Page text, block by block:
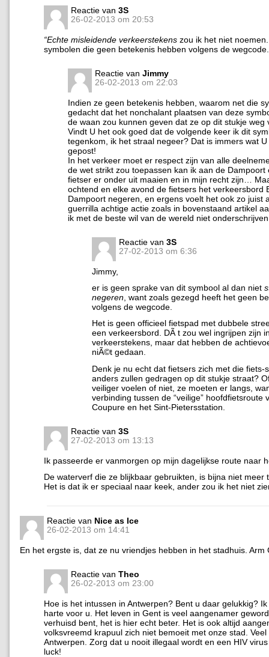
Reactie van 3S
26-02-2013 om 20:53
“Echte misleidende verkeerstekens zou ik het niet
symbolen die geen betekenis hebben volgens de wegcode.
Reactie van Jimmy
26-02-2013 om 22:03
Indien ze geen betekenis hebben, waarom net die
gedacht dat het nonchalant plaatsen van deze
de waan zou kunnen geven dat ze op dit stukje weg
Vindt U het ook goed dat de volgende keer ik dit
tegenkom, ik het straal negeer? Dat is immers wat
gepost!
In het verkeer moet er respect zijn van alle
de wet strikt zou toepassen kan ik aan de Dampoort
fietser er onder uit maaien en in mijn recht zijn…
ochtend en elke avond de fietsers het verkeersbord
Dampoort negeren, en ergens voelt het ook zo juist
guerrilla achtige actie zoals in bovenstaand artikel
ik met de beste wil van de wereld niet
Reactie van 3S
27-02-2013 om 6:36
Jimmy,
er is geen sprake van dit symbool al dan niet
negeren, want zoals gezegd heeft het geen
volgens de wegcode.
Het is geen officieel fietspad met dubbele
een verkeersbord. DÃ t zou wel ingrijpen zijn
verkeerstekens, maar dat hebben de
niÃ©t gedaan.
Denk je nu echt dat fietsers zich met die fiets-
anders zullen gedragen op dit stukje straat?
veiliger voelen of niet, ze moeten er langs,
verbinding tussen de “veilige” hoofdfietsroute
Coupure en het Sint-Pietersstation.
Reactie van 3S
27-02-2013 om 13:13
Ik passeerde er vanmorgen op mijn dagelijkse route naar
De waterverf die ze blijkbaar gebruikten, is bijna niet meer
Het is dat ik er speciaal naar keek, ander zou ik het niet
Reactie van Nice as Ice
26-02-2013 om 14:41
En het ergste is, dat ze nu vriendjes hebben in het stadhuis. Arm
Reactie van Theo
26-02-2013 om 23:00
Hoe is het intussen in Antwerpen? Bent u daar gelukkig?
harte voor u. Het leven in Gent is veel aangenamer
verhuisd bent, het is hier echt beter. Het is ook altijd
volksvreemd krapuul zich niet bemoeit met onze stad. Veel
Antwerpen. Zorg dat u nooit illegaal wordt en een HIV
luck!